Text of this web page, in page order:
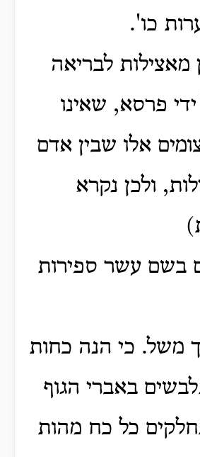
כו'.
מאצילות לבריאה
פרסא, שאינו
אלו שבין אדם
ולכן נקרא
בשם עשר ספירות
משל. כי הנה כחות
באברי הגוף
כל כח מהות